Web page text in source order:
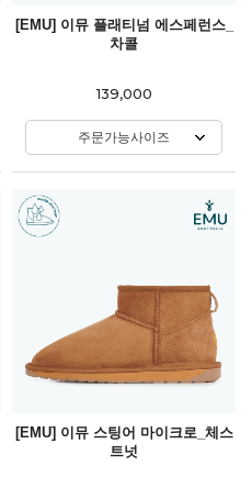
[EMU] 이뮤 플래티넘 에스페런스_
차콜
139,000
주문가능사이즈
[EMU] 이뮤 스팅어 마이크로_체스
트넛